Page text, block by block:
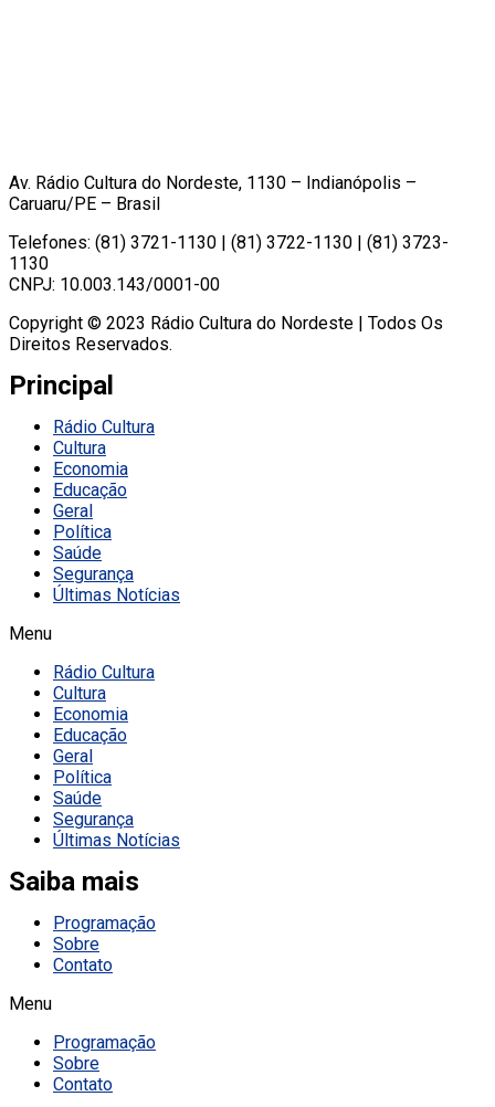
Av. Rádio Cultura do Nordeste, 1130 – Indianópolis –
Caruaru/PE – Brasil
Telefones: (81) 3721-1130 | (81) 3722-1130 | (81) 3723-
1130
CNPJ: 10.003.143/0001-00
Copyright © 2023 Rádio Cultura do Nordeste | Todos Os
Direitos Reservados.
Principal
Rádio Cultura
Cultura
Economia
Educação
Geral
Política
Saúde
Segurança
Últimas Notícias
Menu
Rádio Cultura
Cultura
Economia
Educação
Geral
Política
Saúde
Segurança
Últimas Notícias
Saiba mais
Programação
Sobre
Contato
Menu
Programação
Sobre
Contato